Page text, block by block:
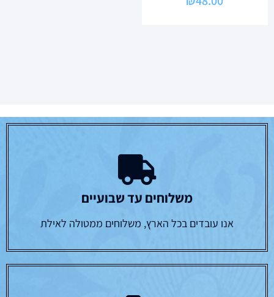
משלוחים עד שבועיים
אנו עובדים בכל הארץ, משלוחים ממטולה לאילת